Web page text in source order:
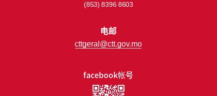
facebook帐号
(853) 8396 8603
电邮
cttgeral@ctt.gov.mo